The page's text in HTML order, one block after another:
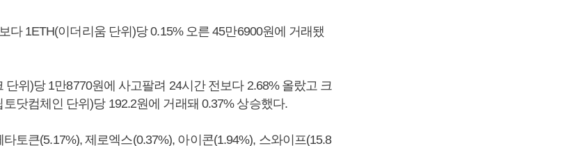
다 1ETH(이더리움 단위)당 0.15% 오른 45만6900원에 거래됐
단위)당 1만8770원에 사고팔려 24시간 전보다 2.68% 올랐고 크
닷컴체인 단위)당 192.2원에 거래돼 0.37% 상승했다.
토큰(5.17%), 제로엑스(0.37%), 아이콘(1.94%), 스와이프(15.8